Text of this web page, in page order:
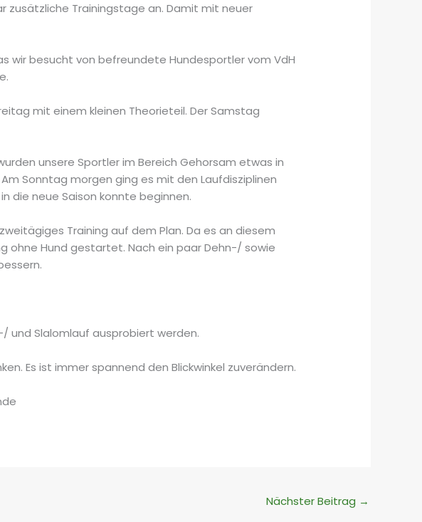
zusätzliche Trainingstage an. Damit mit neuer
wir besucht von befreundete Hundesportler vom VdH
mit einem kleinen Theorieteil. Der Samstag
unsere Sportler im Bereich Gehorsam etwas in
Sonntag morgen ging es mit den Laufdisziplinen
die neue Saison konnte beginnen.
Training auf dem Plan. Da es an diesem
ohne Hund gestartet. Nach ein paar Dehn-/ sowie
und Slalomlauf ausprobiert werden.
Es ist immer spannend den Blickwinkel zuverändern.
Nächster Beitrag →